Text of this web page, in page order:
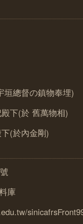
垣總督の鎮物奉埋)
下(於 舊萬物相)
(於內金剛)
庫